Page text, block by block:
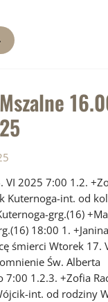
VI 2025 7:00 1.2.
Kuternoga-int. od
grg.(16)
18:00 1.
śmierci Wtorek 17.
Św. Alberta
7:00 1.2.3. +Zofia
int. od rodziny